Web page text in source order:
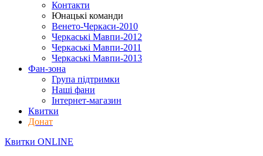
Контакти
Юнацькі команди
Венето-Черкаси-2010
Черкаські Мавпи-2012
Черкаські Мавпи-2011
Черкаські Мавпи-2013
Фан-зона
Група підтримки
Наші фани
Інтернет-магазин
Квитки
Донат
Квитки ONLINE